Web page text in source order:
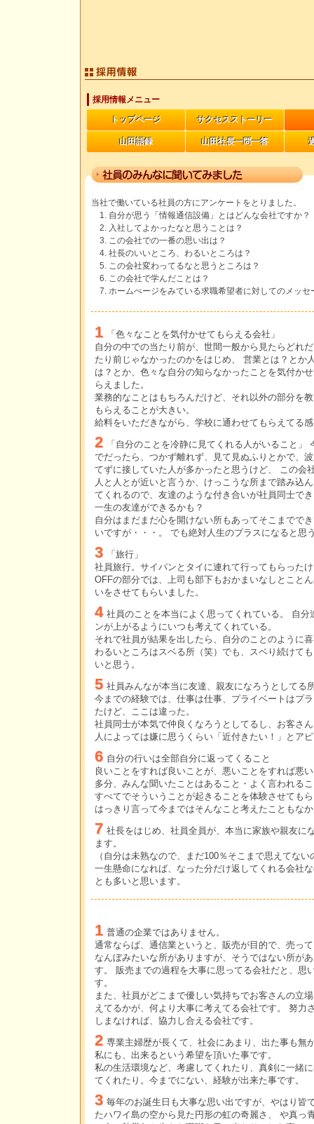
採用情報メニュー
トップページ サクセスストーリー
山田語録 山田社長一問一答
当社で働いている社員の方にアンケートをとりました。
自分が思う「情報通信設備」とはどんな会社ですか？
入社してよかったなと思うことは？
この会社での一番の思い出は？
社長のいいところ、わるいところは？
この会社変わってるなと思うところは？
この会社で学んだことは？
ホームぺージをみている求職希望者に対してのメッセ
1
「色々なことを気付かせてもらえる会社」
自分の中での当たり前が、世間一般から見たらどれ
たり前じゃなかったのかをはじめ、 営業とは？とか
は？とか、色々な自分の知らなかったことを気付か
らえました。
業務的なことはもちろんだけど、それ以外の部分を
もらえることが大きい。
給料をいただきながら、学校に通わせてもらえてる
2
「自分のことを冷静に見てくれる人がいること」
でだったら、つかず離れず、見て見ぬふりとかで、
てずに接していた人が多かったと思うけど、 この会
人と人とが近いと言うか、けっこうな所まで踏み込
てくれるので、友達のような付き合いが社員同士で
一生の友達ができるかも？
自分はまだまだ心を開けない所もあってそこまでで
いですが・・・。 でも絶対人生のプラスになると思
3
「旅行」
社員旅行。サイパンとタイに連れて行ってもらった
OFFの部分では、上司も部下もおかまいなしとこと
いをさせてもらいました。
4 社員のことを本当によく思ってくれている。 自
ンが上がるようにいつも考えてくれている。
それで社員が結果を出したら、自分のことのように
わるいところはスベる所（笑）でも、スベり続けて
いと思う。
5 社員みんなが本当に友達、親友になろうとしてる
今までの経験では、仕事は仕事、プライベートはプ
たけど、ここは違った。
社員同士が本気で仲良くなろうとしてるし、お客さ
人によっては嫌に思うくらい「近付きたい！」とア
6 自分の行いは全部自分に返ってくること
良いことをすれば良いことが、悪いことをすれば悪
多分、みんな聞いたことはあること・よく言われる
すべてでそういうことが起きることを体験させても
はっきり言って今まではそんなこと考えたこともな
7 社長をはじめ、社員全員が、本当に家族や親友に
ます。
（自分は未熟なので、まだ100％そこまで思えてな
一生懸命になれば、なった分だけ返してくれる会社
とも多いと思います。
1 普通の企業ではありません。
通常ならば、通信業というと、販売が目的で、売っ
なんぼみたいな所がありますが、そうではない所が
す。 販売までの過程を大事に思ってる会社だと、思
す。
また、社員がどこまで優しい気持ちでお客さんの立
えてるかが、何より大事に考えてる会社です。 努力
しまなければ、協力し合える会社です。
2 専業主婦歴が長くて、社会にあまり、出た事も無
私にも、出来るという希望を頂いた事です。
私の生活環境など、考慮してくれたり、真剣に一緒
てくれたり。今までにない、経験が出来た事です。
3 毎年のお誕生日も大事な思い出ですが、やはり皆
たハワイ島の空から見た円形の虹の奇麗さ、 や真っ